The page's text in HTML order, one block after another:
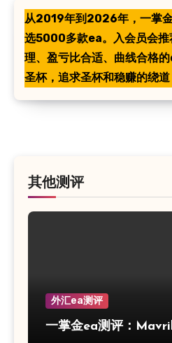
从2019年到2026年，一掌
选5000多款ea。入会员会推
理、盈亏比合适、曲线合格
圣杯，追求圣杯和稳赚的绕道
其他测评
外汇ea测评
一掌金ea测评：